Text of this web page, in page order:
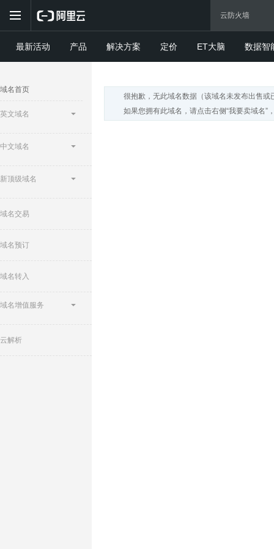
最新活动 产品 解决方案 定价 ET大脑 数据智
域名首页
英文域名
中文域名
新顶级域名
域名交易
域名预订
域名转入
域名增值服务
云解析
很抱歉，无此域名数据（该域名未发布出售或
如果您拥有此域名，请点击右侧“我要卖域名”